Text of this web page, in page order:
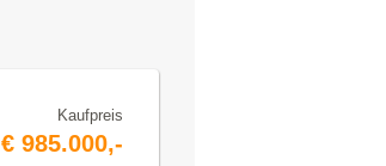
Kaufpreis
€ 985.000,-